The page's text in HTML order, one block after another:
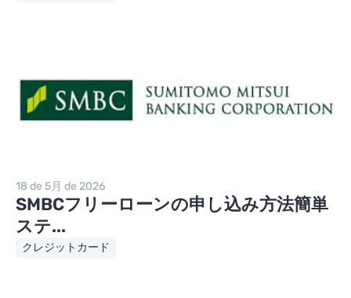
18 de 5月 de 2026
SMBCフリーローンの申し込み方法簡単
ステ...
クレジットカード